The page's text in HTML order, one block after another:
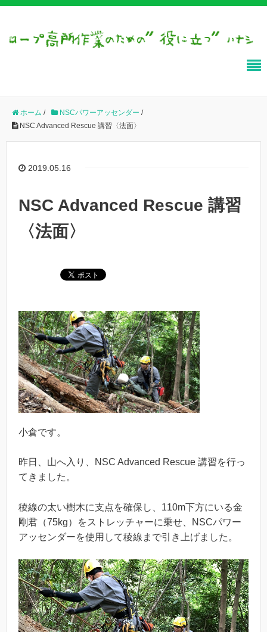
ホーム / NSCパワーアッセンダー /
NSC Advanced Rescue 講習〈法面〉
2019.05.16
NSC Advanced Rescue 講習
〈法面〉
小倉です。
昨日、山へ入り、NSC Advanced Rescue 講習を行っ
てきました。
稜線の太い樹木に支点を確保し、110m下方にいる金
剛君（75kg）をストレッチャーに乗せ、NSCパワー
アッセンダーを使用して稜線まで引き上げました。